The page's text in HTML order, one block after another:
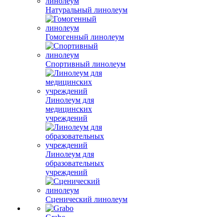
Натуральный линолеум
Гомогенный линолеум
Спортивный линолеум
Линолеум для
медицинских
учреждений
Линолеум для
образовательных
учреждений
Сценический линолеум